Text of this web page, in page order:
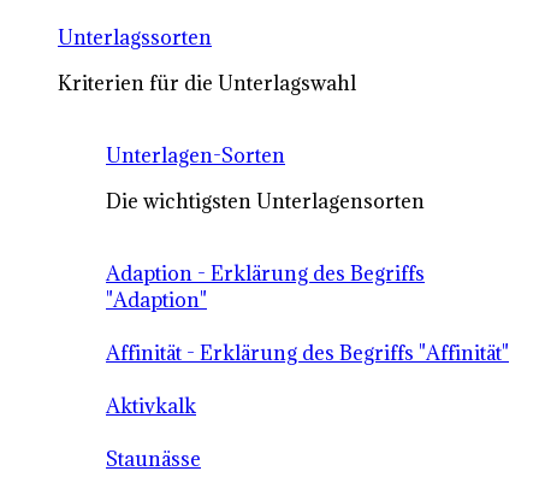
Unterlagssorten
Kriterien für die Unterlagswahl
Unterlagen-Sorten
Die wichtigsten Unterlagensorten
Adaption - Erklärung des Begriffs
"Adaption"
Affinität - Erklärung des Begriffs "Affinität"
Aktivkalk
Staunässe